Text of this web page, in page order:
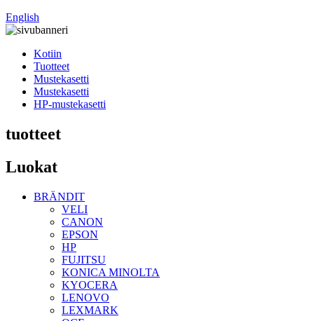
English
Kotiin
Tuotteet
Mustekasetti
Mustekasetti
HP-mustekasetti
tuotteet
Luokat
BRÄNDIT
VELI
CANON
EPSON
HP
FUJITSU
KONICA MINOLTA
KYOCERA
LENOVO
LEXMARK